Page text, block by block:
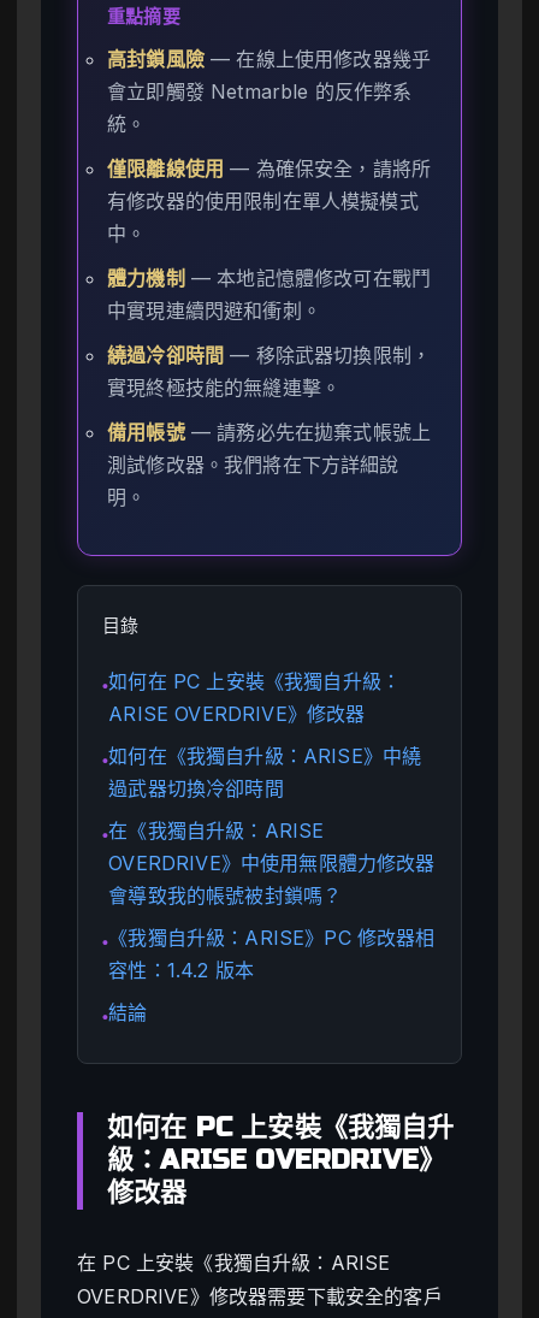
重點摘要
高封鎖風險— 在線上使用修改器幾乎
會立即觸發 Netmarble 的反作弊系
統。
僅限離線使用 — 為確保安全，請將所
有修改器的使用限制在單人模擬模式
中。
體力機制 — 本地記憶體修改可在戰鬥
中實現連續閃避和衝刺。
繞過冷卻時間 — 移除武器切換限制，
實現終極技能的無縫連擊。
備用帳號— 請務必先在拋棄式帳號上
測試修改器。我們將在下方詳細說
明。
目錄
●如何在 PC 上安裝《我獨自升級：
ARISE OVERDRIVE》修改器
●如何在《我獨自升級：ARISE》中繞
過武器切換冷卻時間
●在《我獨自升級：ARISE
OVERDRIVE》中使用無限體力修改器
會導致我的帳號被封鎖嗎？
●
《我獨自升級：ARISE》PC 修改器相
容性：1.4.2 版本
●結論
如何在 PC 上安裝《我獨自升
級：ARISE OVERDRIVE》
修改器
在 PC 上安裝《我獨自升級：ARISE
OVERDRIVE》修改器需要下載安全的客戶